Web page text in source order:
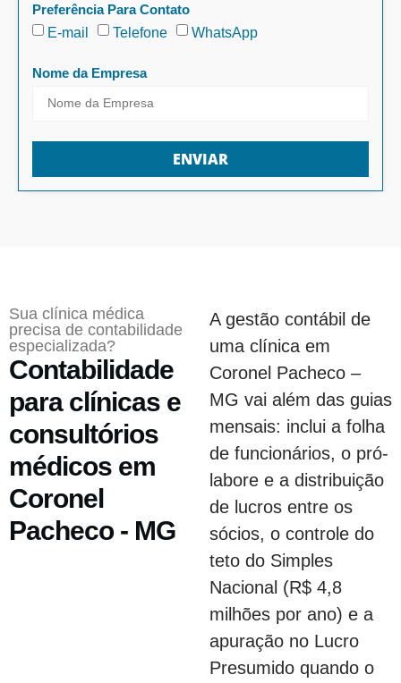
Preferência Para Contato
E-mail
Telefone WhatsApp
Nome da Empresa
ENVIAR
Sua clínica médica
precisa de contabilidade
especializada?
Contabilidade
para clínicas e
consultórios
médicos em
Coronel
Pacheco - MG
A gestão contábil de
uma clínica em
Coronel Pacheco –
MG vai além das guias
mensais: inclui a folha
de funcionários, o pró-
labore e a distribuição
de lucros entre os
sócios, o controle do
teto do Simples
Nacional (R$ 4,8
milhões por ano) e a
apuração no Lucro
Presumido quando o